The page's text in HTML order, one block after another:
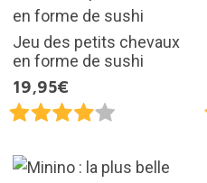
Jeu des petits chevaux
en forme de sushi
19,95€